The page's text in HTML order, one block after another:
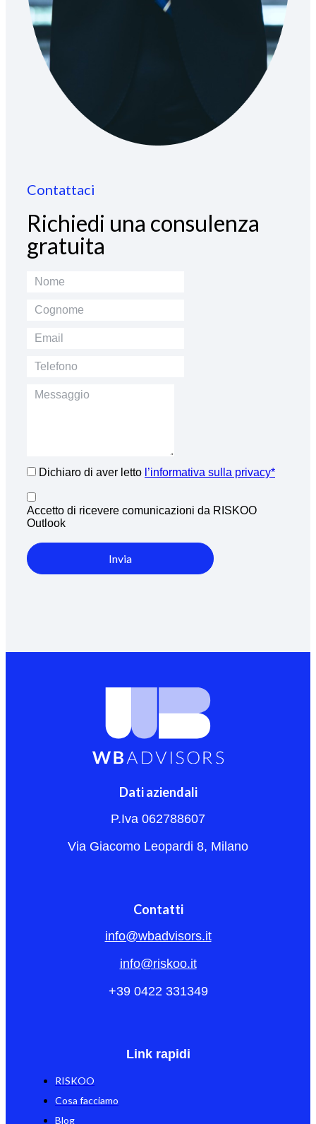
Contattaci
Richiedi una consulenza
gratuita
Dichiaro di aver letto l’informativa sulla privacy*
Accetto di ricevere comunicazioni da RISKOO
Outlook
Invia
Dati aziendali
P.Iva 062788607
Via Giacomo Leopardi 8, Milano
Contatti
info@wbadvisors.it
info@riskoo.it
+39 0422 331349
Link rapidi
RISKOO
Cosa facciamo
Blog